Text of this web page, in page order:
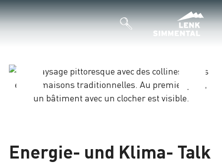
Energie- und Klima- Talk